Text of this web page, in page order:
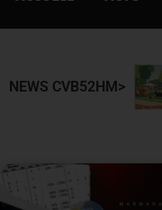
NEWS CVB52HM>